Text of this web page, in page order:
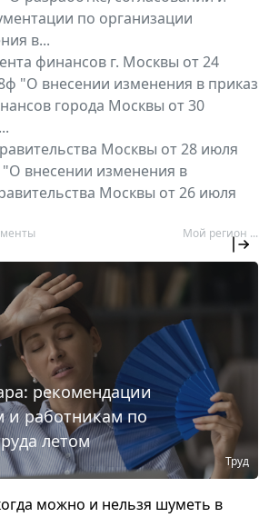
по организации
в...
финансов г. Москвы от 24
"О внесении изменения в приказ
города Москвы от 30
Москвы от 28 июля
внесении изменения в
Москвы от 26 июля
Мой регион ...
рекомендации
и работникам по
летом
Труд
можно и нельзя шуметь в